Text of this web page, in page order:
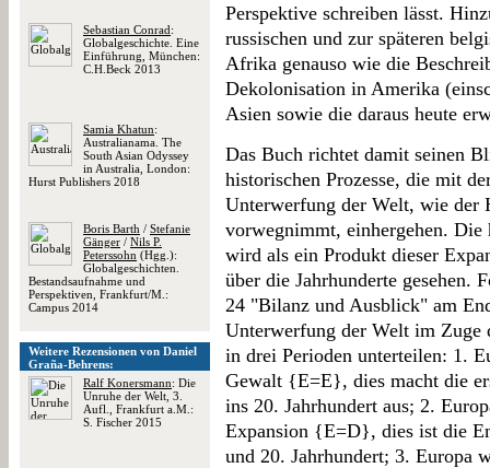
Sebastian Conrad:
Globalgeschichte. Eine
Einführung, München:
C.H.Beck 2013
Samia Khatun:
Australianama. The
South Asian Odyssey
in Australia, London:
Hurst Publishers 2018
Boris Barth / Stefanie
Gänger / Nils P.
Peterssohn (Hgg.):
Globalgeschichten.
Bestandsaufnahme und
Perspektiven, Frankfurt/M.:
Campus 2014
Weitere Rezensionen von Daniel
Graña-Behrens:
Ralf Konersmann: Die
Unruhe der Welt, 3.
Aufl., Frankfurt a.M.:
S. Fischer 2015
Perspektive schreiben lässt.
russischen und zur späteren
Afrika genauso wie die
Dekolonisation in Amerika
Asien sowie die daraus heute
Das Buch richtet damit seinen
historischen Prozesse, die mit
Unterwerfung der Welt, wie der
vorwegnimmt, einhergehen.
wird als ein Produkt dieser
über die Jahrhunderte gesehen.
24 "Bilanz und Ausblick" am
Unterwerfung der Welt im Zuge
in drei Perioden unterteilen: 1.
Gewalt {E=E}, dies macht die
ins 20. Jahrhundert aus; 2.
Expansion {E=D}, dies ist die
und 20. Jahrhundert; 3.